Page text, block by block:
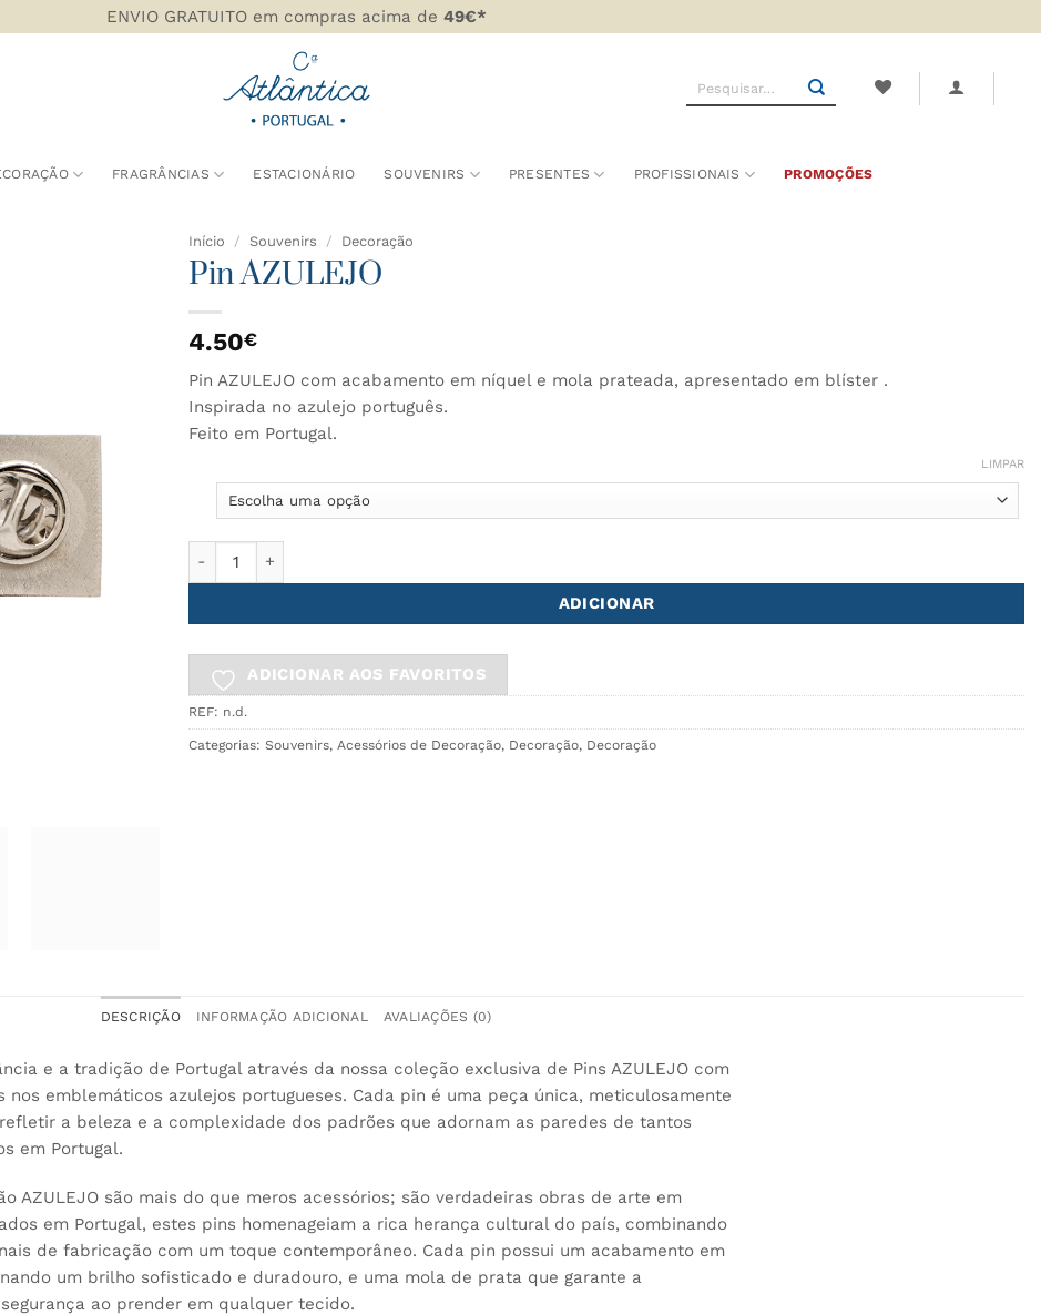
ENVIO GRATUITO em compras acima de 49€*
Pesquisar
FRAGRÂNCIAS ESTACIONÁRIO SOUVENIRS PRESENTES PROFISSIONAIS PROMOÇÕES
Início / Souvenirs / Decoração
Pin AZULEJO
4.50€
Pin AZULEJO com acabamento em níquel e mola prateada, apresentado em blíster .
Inspirada no azulejo português.
Feito em Portugal.
LIMPAR
ADICIONAR
ADICIONAR AOS FAVORITOS
REF: n.d.
Categorias: Souvenirs, Acessórios de Decoração, Decoração, Decoração
DESCRIÇÃO INFORMAÇÃO ADICIONAL AVALIAÇÕES (0)
e a tradição de Portugal através da nossa coleção exclusiva de Pins AZULEJO com
nos emblemáticos azulejos portugueses. Cada pin é uma peça única, meticulosamente
a beleza e a complexidade dos padrões que adornam as paredes de tantos
em Portugal.
AZULEJO são mais do que meros acessórios; são verdadeiras obras de arte em
em Portugal, estes pins homenageiam a rica herança cultural do país, combinando
de fabricação com um toque contemporâneo. Cada pin possui um acabamento em
um brilho sofisticado e duradouro, e uma mola de prata que garante a
ao prender em qualquer tecido.